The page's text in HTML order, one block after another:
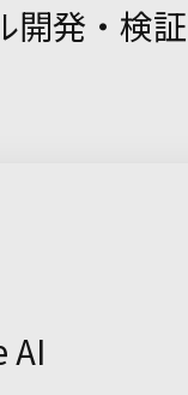
開発・検証
AI